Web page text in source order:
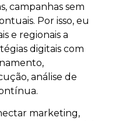
campanhas sem
Por isso, eu
e regionais a
digitais com
análise de
marketing,